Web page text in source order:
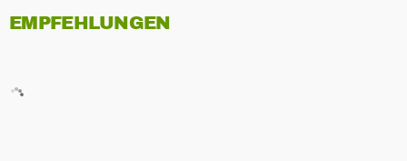
EMPFEHLUNGEN